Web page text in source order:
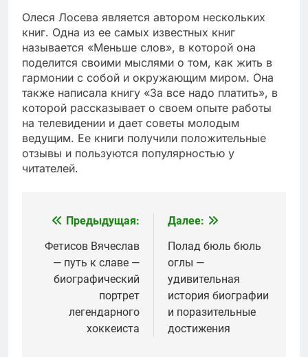
Олеся Лосева является автором нескольких
книг. Одна из ее самых известных книг
называется «Меньше слов», в которой она
поделится своими мыслями о том, как жить в
гармонии с собой и окружающим миром. Она
также написала книгу «За все надо платить», в
которой рассказывает о своем опыте работы
на телевидении и дает советы молодым
ведущим. Ее книги получили положительные
отзывы и пользуются популярностью у
читателей.
Навигация
по
записям
Предыдущая:
Фетисов Вячеслав
— путь к славе —
биографический
портрет
легендарного
хоккеиста
Далее:
Полад бюль бюль
оглы —
удивительная
история биографии
и поразительные
достижения